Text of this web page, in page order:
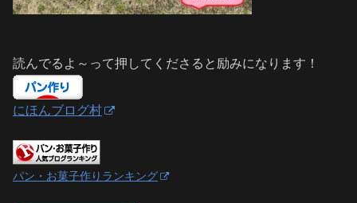
読んでるよ～って押してくださると励みになります！
にほんブログ村
パン・お菓子作りランキング